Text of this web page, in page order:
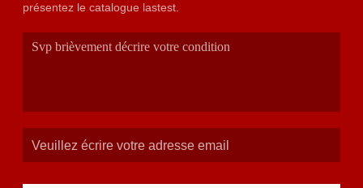
présentez le catalogue lastest.